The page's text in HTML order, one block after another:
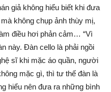
giả không hiểu biết khi đưa
không chụp ảnh thùy mị,
điều hơi phản cảm… “Vì
này. Đàn cello là phải ngồi
sĩ khi mặc áo quần, người
mặc gì, thì tư thế đàn là
hiểu nên đưa ra những bình